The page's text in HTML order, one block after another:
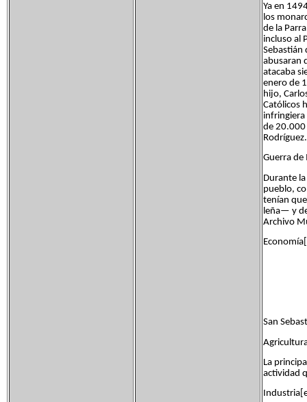
Ya en
los
de la
incluso al
Sebastián
abusaran
atacaba
enero de
hijo,
Católicos
infringiera
de 20.000
Guerra
Durante
pueblo,
tenían
leña— y
Archivo
San
La
actividad